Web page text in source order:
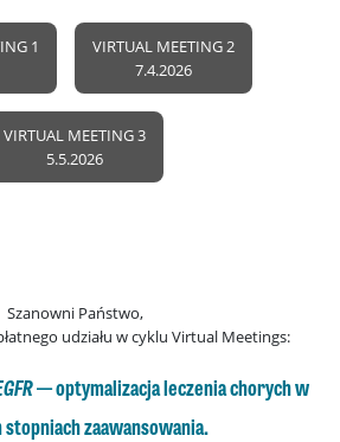
1
VIRTUAL MEETING 2
7.4.2026
VIRTUAL MEETING 3
5.5.2026
Szanowni Państwo,
udziału w cyklu Virtual Meetings:
— optymalizacja leczenia chorych w
zaawansowania.